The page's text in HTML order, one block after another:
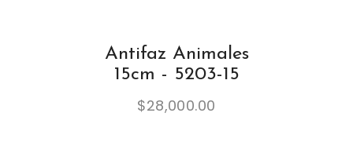
Antifaz Animales
15cm - 5203-15
$28,000.00